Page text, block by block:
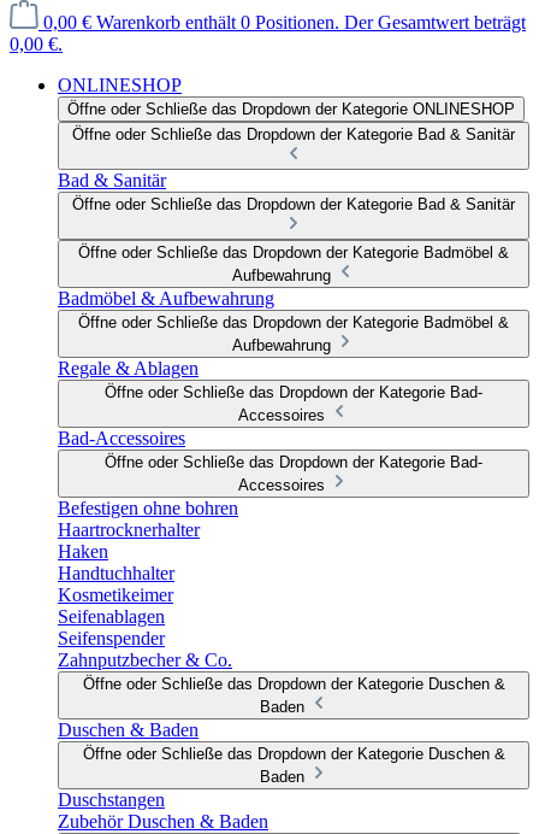
0,00 € Warenkorb enthält 0 Positionen. Der Gesamtwert beträgt
0,00 €.
ONLINESHOP
Öffne oder Schließe das Dropdown der Kategorie ONLINESHOP
Öffne oder Schließe das Dropdown der Kategorie Bad & Sanitär
Bad & Sanitär
Öffne oder Schließe das Dropdown der Kategorie Bad & Sanitär
Öffne oder Schließe das Dropdown der Kategorie Badmöbel &
Aufbewahrung
Badmöbel & Aufbewahrung
Öffne oder Schließe das Dropdown der Kategorie Badmöbel &
Aufbewahrung
Regale & Ablagen
Öffne oder Schließe das Dropdown der Kategorie Bad-
Accessoires
Bad-Accessoires
Öffne oder Schließe das Dropdown der Kategorie Bad-
Accessoires
Befestigen ohne bohren
Haartrocknerhalter
Haken
Handtuchhalter
Kosmetikeimer
Seifenablagen
Seifenspender
Zahnputzbecher & Co.
Öffne oder Schließe das Dropdown der Kategorie Duschen &
Baden
Duschen & Baden
Öffne oder Schließe das Dropdown der Kategorie Duschen &
Baden
Duschstangen
Zubehör Duschen & Baden